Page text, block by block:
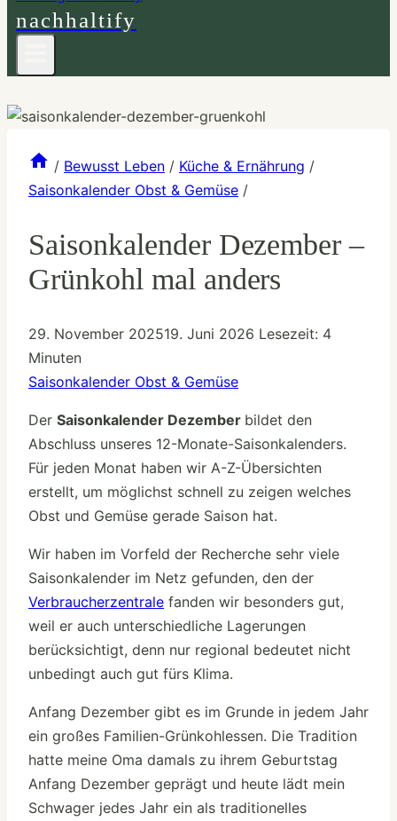
nachhaltify
/ Bewusst Leben / Küche & Ernährung /
Saisonkalender Obst & Gemüse /
Saisonkalender Dezember –
Grünkohl mal anders
29. November 202519. Juni 2026 Lesezeit: 4
Minuten
Saisonkalender Obst & Gemüse
Der Saisonkalender Dezember bildet den
Abschluss unseres 12-Monate-Saisonkalenders.
Für jeden Monat haben wir A-Z-Übersichten
erstellt, um möglichst schnell zu zeigen welches
Obst und Gemüse gerade Saison hat.
Wir haben im Vorfeld der Recherche sehr viele
Saisonkalender im Netz gefunden, den der
Verbraucherzentrale fanden wir besonders gut,
weil er auch unterschiedliche Lagerungen
berücksichtigt, denn nur regional bedeutet nicht
unbedingt auch gut fürs Klima.
Anfang Dezember gibt es im Grunde in jedem Jahr
ein großes Familien-Grünkohlessen. Die Tradition
hatte meine Oma damals zu ihrem Geburtstag
Anfang Dezember geprägt und heute lädt mein
Schwager jedes Jahr ein als traditionelles